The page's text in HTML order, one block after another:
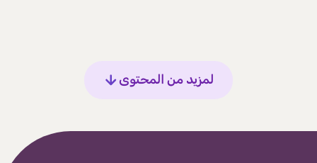
لمزيد من المحتوى